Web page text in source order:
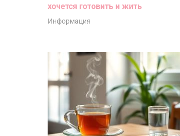
хочется готовить и жить
Информация